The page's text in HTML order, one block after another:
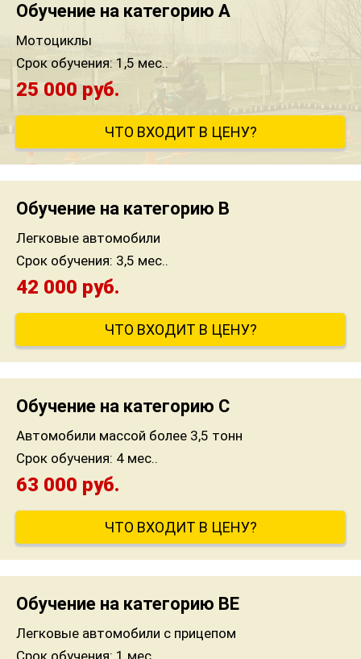
Обучение на категорию A
Мотоциклы
Срок обучения:1,5 мес..
25 000 руб.
ЧТО ВХОДИТ В ЦЕНУ?
Обучение на категорию B
Легковые автомобили
Срок обучения: 3,5 мес..
42 000 руб.
ЧТО ВХОДИТ В ЦЕНУ?
Обучение на категорию C
Автомобили массой более 3,5 тонн
Срок обучения: 4 мес..
63 000 руб.
ЧТО ВХОДИТ В ЦЕНУ?
Обучение на категорию BE
Легковые автомобили с прицепом
Срок обучения: 1 мес..